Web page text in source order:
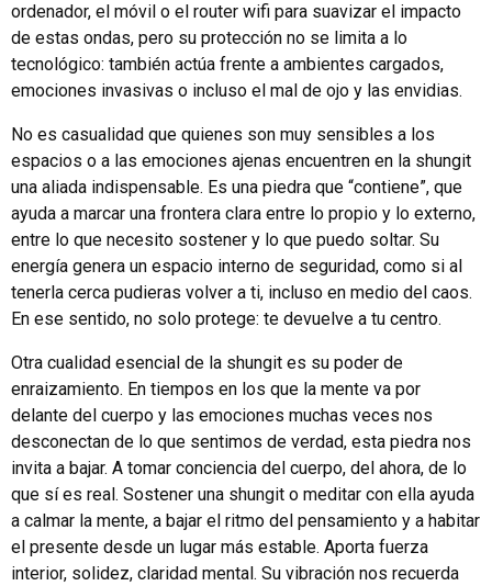
ordenador, el móvil o el router wifi para suavizar el impacto
de estas ondas, pero su protección no se limita a lo
tecnológico: también actúa frente a ambientes cargados,
emociones invasivas o incluso el mal de ojo y las envidias.
No es casualidad que quienes son muy sensibles a los
espacios o a las emociones ajenas encuentren en la shungit
una aliada indispensable. Es una piedra que “contiene”, que
ayuda a marcar una frontera clara entre lo propio y lo externo,
entre lo que necesito sostener y lo que puedo soltar. Su
energía genera un espacio interno de seguridad, como si al
tenerla cerca pudieras volver a ti, incluso en medio del caos.
En ese sentido, no solo protege: te devuelve a tu centro.
Otra cualidad esencial de la shungit es su poder de
enraizamiento. En tiempos en los que la mente va por
delante del cuerpo y las emociones muchas veces nos
desconectan de lo que sentimos de verdad, esta piedra nos
invita a bajar. A tomar conciencia del cuerpo, del ahora, de lo
que sí es real. Sostener una shungit o meditar con ella ayuda
a calmar la mente, a bajar el ritmo del pensamiento y a habitar
el presente desde un lugar más estable. Aporta fuerza
interior, solidez, claridad mental. Su vibración nos recuerda